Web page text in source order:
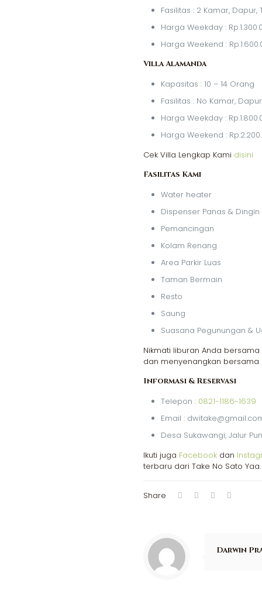
Fasilitas : 2 Kamar,
Harga Weekday :
Harga Weekend :
Villa Alamanda
Kapasitas : 10 – 14 Orang
Fasilitas : No Kamar,
Harga Weekday :
Harga Weekend :
Cek Villa Lengkap Kami disini
Fasilitas Kami
Water heater
Dispenser Panas & Dingin
Pemancingan
Kolam Renang
Area Parkir Luas
Taman Bermain
Resto
Saung
Suasana Pegunungan &
Nikmati liburan Anda
dan menyenangkan bersama
Informasi & Reservasi
Telepon : 0821-1186-1639
Email :
Desa Sukawangi, Jalur
Ikuti juga Facebookdan
terbaru dari Take No Sato Yaa.
Share
Darwin